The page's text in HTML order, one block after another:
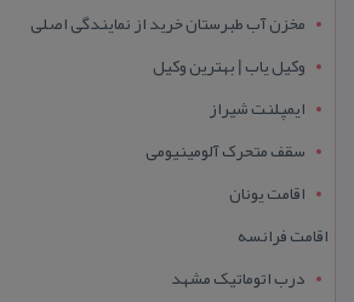
مخزن آب طبرستان خرید از نمایندگی اصلی
وکیل یاب | بهترین وکیل
ایمپلنت شیراز
سقف متحرک آلومینیومی
اقامت یونان
اقامت فرانسه
درب اتوماتیک مشهد